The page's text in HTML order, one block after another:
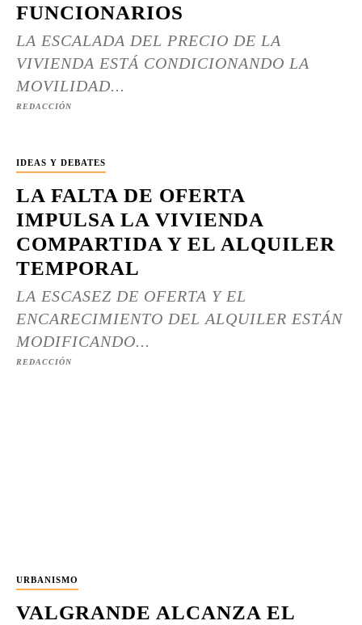
FUNCIONARIOS
LA ESCALADA DEL PRECIO DE LA
VIVIENDA ESTÁ CONDICIONANDO LA
MOVILIDAD...
REDACCIÓN
IDEAS Y DEBATES
LA FALTA DE OFERTA
IMPULSA LA VIVIENDA
COMPARTIDA Y EL ALQUILER
TEMPORAL
LA ESCASEZ DE OFERTA Y EL
ENCARECIMIENTO DEL ALQUILER ESTÁN
MODIFICANDO...
REDACCIÓN
URBANISMO
VALGRANDE ALCANZA EL